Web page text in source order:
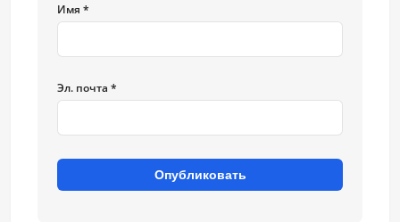
Имя *
Эл. почта *
Опубликовать